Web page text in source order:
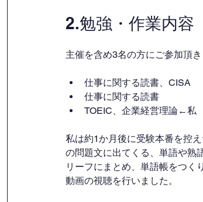
2.勉強・作業内容
主催を含め3名の方にご参加頂
仕事に関する読書、CISA
仕事に関する読書
TOEIC、企業経営理論←私
私は約1か月後に受験本番を控
の問題文に出てくる、単語や熟
リーフにまとめ、単語帳をつく
動画の視聴を行いました。